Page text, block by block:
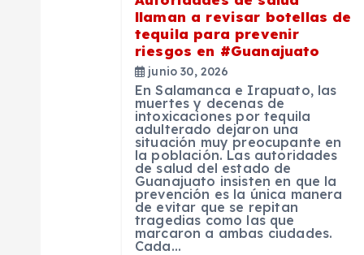
llaman a revisar botellas de
tequila para prevenir
riesgos en #Guanajuato
junio 30, 2026
En Salamanca e Irapuato, las
muertes y decenas de
intoxicaciones por tequila
adulterado dejaron una
situación muy preocupante en
la población. Las autoridades
de salud del estado de
Guanajuato insisten en que la
prevención es la única manera
de evitar que se repitan
tragedias como las que
marcaron a ambas ciudades.
Cada…